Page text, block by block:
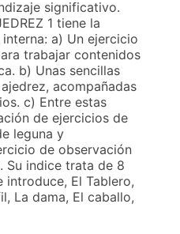
significativo.
1 tiene la
a) Un ejercicio
trabajar contenidos
b) Unas sencillas
acompañadas
c) Entre estas
de ejercicios de
leguna y
de observación
Su indice trata de 8
introduce, El Tablero,
La dama, El caballo,